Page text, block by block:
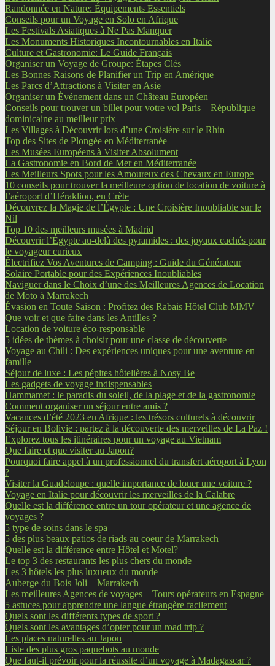
Randonnée en Nature: Équipements Essentiels
Conseils pour un Voyage en Solo en Afrique
Les Festivals Asiatiques à Ne Pas Manquer
Les Monuments Historiques Incontournables en Italie
Culture et Gastronomie: Le Guide Français
Organiser un Voyage de Groupe: Étapes Clés
Les Bonnes Raisons de Planifier un Trip en Amérique
Les Parcs d’Attractions à Visiter en Asie
Organiser un Événement dans un Château Européen
Conseils pour trouver un billet pour votre vol Paris – République
dominicaine au meilleur prix
Les Villages à Découvrir lors d’une Croisière sur le Rhin
Top des Sites de Plongée en Méditerranée
Les Musées Européens à Visiter Absolument
La Gastronomie en Bord de Mer en Méditerranée
Les Meilleurs Spots pour les Amoureux des Chevaux en Europe
10 conseils pour trouver la meilleure option de location de voiture à
l’aéroport d’Héraklion, en Crète
Découvrez la Magie de l’Égypte : Une Croisière Inoubliable sur le
Nil
Top 10 des meilleurs musées à Madrid
Découvrir l’Égypte au-delà des pyramides : des joyaux cachés pour
le voyageur curieux
Électrifiez Vos Aventures de Camping : Guide du Générateur
Solaire Portable pour des Expériences Inoubliables
Naviguer dans le Choix d’une des Meilleures Agences de Location
de Moto à Marrakech
Évasion en Toute Saison : Profitez des Rabais Hôtel Club MMV
Que voir et que faire dans les Antilles ?
Location de voiture éco-responsable
5 idées de thèmes à choisir pour une classe de découverte
Voyage au Chili : Des expériences uniques pour une aventure en
famille
Séjour de luxe : Les pépites hôtelières à Nosy Be
Les gadgets de voyage indispensables
Hammamet : le paradis du soleil, de la plage et de la gastronomie
Comment organiser un séjour entre amis ?
Vacances d’été 2023 en Afrique : les trésors culturels à découvrir
Séjour en Bolivie : partez à la découverte des merveilles de La Paz !
Explorez tous les itinéraires pour un voyage au Vietnam
Que faire et que visiter au Japon?
Pourquoi faire appel à un professionnel du transfert aéroport à Lyon
?
Visiter la Guadeloupe : quelle importance de louer une voiture ?
Voyage en Italie pour découvrir les merveilles de la Calabre
Quelle est la différence entre un tour opérateur et une agence de
voyages ?
5 type de soins dans le spa
5 des plus beaux patios de riads au coeur de Marrakech
Quelle est la différence entre Hôtel et Motel?
Le top 3 des restaurants les plus chers du monde
Les 3 hôtels les plus luxueux du monde
Auberge du Bois Joli – Marrakech
Les meilleures Agences de voyages – Tours opérateurs en Espagne
5 astuces pour apprendre une langue étrangère facilement
Quels sont les différents types de sport ?
Quels sont les avantages d’opter pour un road trip ?
Les places naturelles au Japon
Liste des plus gros paquebots au monde
Que faut-il prévoir pour la réussite d’un voyage à Madagascar ?